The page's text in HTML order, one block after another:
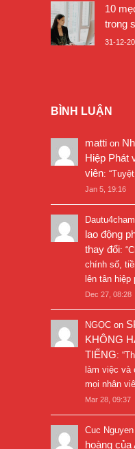
10
trong
31-12-
BÌNH LUẬN
matti on
Hiệp Phát
viên: “
Jan 5, 19:16
Dautu4cham
lao động
thay đổi: “
chính số,
lên tân
Dec 27, 08:28
NGỌC on
KHÔNG
TIẾNG: “
làm việc và
mọi nhân
Mar 28, 09:37
Cuc
hoàng của